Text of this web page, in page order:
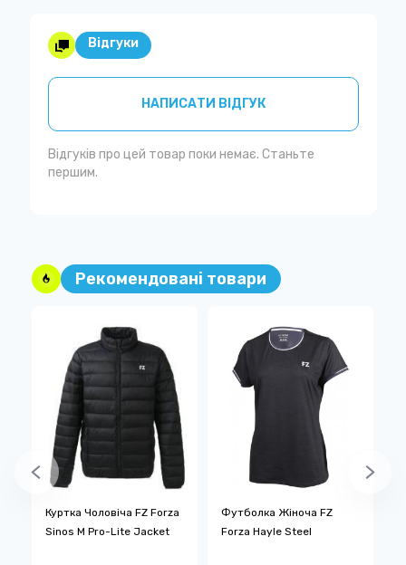
Відгуки
НАПИСАТИ ВІДГУК
Відгуків про цей товар поки немає. Станьте
першим.
Рекомендовані товари
Куртка Чоловіча FZ Forza
Sinos M Pro-Lite Jacket
Футболка Жіноча FZ
Forza Hayle Steel